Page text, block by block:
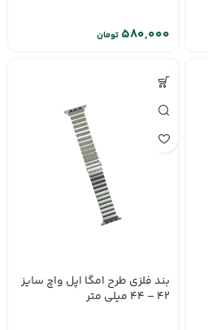
تومان
بند فلزی طرح امگا اپل واچ سایز
42 – 44 میلی متر